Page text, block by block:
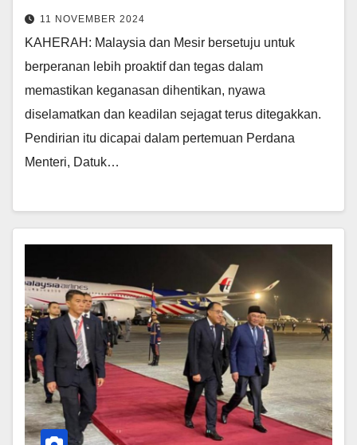
11 NOVEMBER 2024
KAHERAH: Malaysia dan Mesir bersetuju untuk
berperanan lebih proaktif dan tegas dalam
memastikan keganasan dihentikan, nyawa
diselamatkan dan keadilan sejagat terus ditegakkan.
Pendirian itu dicapai dalam pertemuan Perdana
Menteri, Datuk…